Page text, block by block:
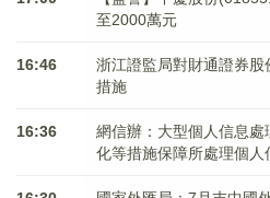
至2000萬元
16:46
浙江證監局對財通證券
措施
16:36
網信辦：大型個人信息
化等措施保障所處理個人